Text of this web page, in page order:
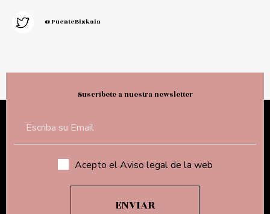
@PuenteBizkaia
Suscríbete a nuestra newsletter
Acepto el Aviso legal de la web